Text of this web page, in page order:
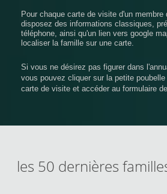
Pour chaque carte de visite d'un membre
disposez des informations classiques,
téléphone, ainsi qu'un lien vers google
localiser la famille sur une carte.
Si vous ne désirez pas figurer dans
vous pouvez cliquer sur la petite
carte de visite et accéder au formulaire
les 50 dernières